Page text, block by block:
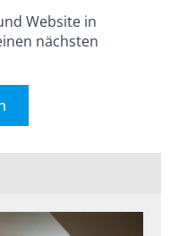
Website in
nächsten